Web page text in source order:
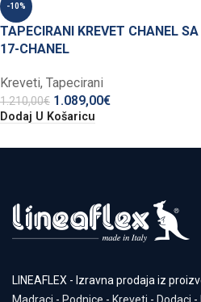
-10%
TAPECIRANI KREVET CHANEL
17-CHANEL
Kreveti, Tapecirani
1.210,00€ 1.089,00€
Dodaj U Košaricu
LINEAFLEX - Izravna prodaja iz
Madraci - Podnice - Kreveti - Dodaci -